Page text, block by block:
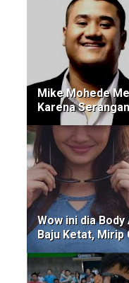
Mike Mohede
Karena
Wow ini dia
Baju Ketat, Mirip